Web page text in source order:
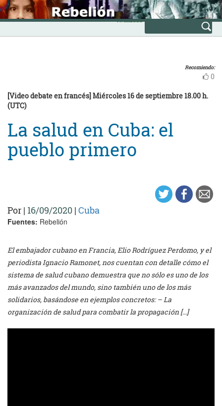
Skip
to
content
INICIO
Avanzada
Recomiendo:
0
[Video debate en francés] Miércoles 16 de septiembre 18.00 h.
(UTC)
La salud en Cuba: el
pueblo primero
Por | 16/09/2020 | Cuba
Fuentes: Rebelión
El embajador cubano en Francia, Elio Rodríguez Perdomo, y el
periodista Ignacio Ramonet, nos cuentan con detalle cómo el
sistema de salud cubano demuestra que no sólo es uno de los
más avanzados del mundo, sino también uno de los más
solidarios, basándose en ejemplos concretos: – La
organización de salud para combatir la propagación […]